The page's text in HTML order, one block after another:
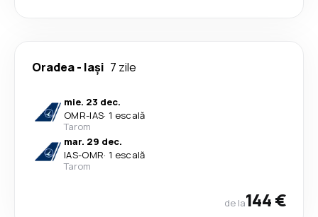
Oradea- Iași 7 zile
mie. 23 dec.
OMR-IAS· 1 escală
Tarom
mar. 29 dec.
IAS-OMR· 1 escală
Tarom
de la144 €